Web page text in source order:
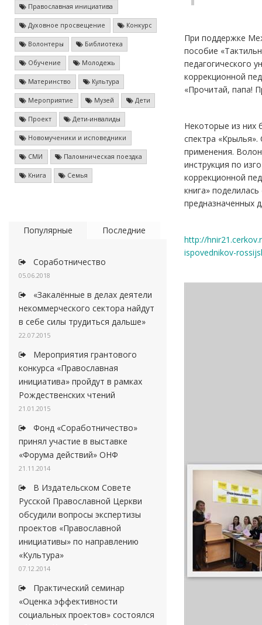
Православная инициатива
Духовное просвещение Конкурс
Волонтеры Библиотека
Обучение Молодежь
Материнство Культура
Мероприятие Музей Дети
Проект Дети-инвалиды
Новомученики и исповедники
СМИ Паломническая поездка
Книга Семья
Популярные Последние
Соработничество
05.06.2018
«Закалённые в делах деятели
некоммерческого сектора найдут
в себе силы трудиться дальше»
22.07.2015
Мероприятия грантового
конкурса «Православная
инициатива» пройдут в рамках
Рождественских чтений
21.01.2015
Фонд «Соработничество»
принял участие в выставке
«Форума действий» ОНФ
21.11.2014
В Издательском Совете
Русской Православной Церкви
обсудили вопросы экспертизы
проектов «Православной
инициативы» по направлению
«Культура»
07.12.2014
Практический семинар
«Оценка эффективности
социальных проектов» состоялся
При поддержке
пособие
педагогического
коррекционной
«Прочитай, папа!
Некоторые из них
спектра
применения.
инструкция по
коррекционной
книга»
предназначенных
http://
ispovednikov-